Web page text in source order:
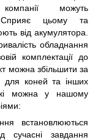
можуть
Сприяє цьому та
від акумулятора.
обладнання
комплектації до
можна збільшити за
для коней та інших
можна у нашому
встановлюються
сучасні завдання